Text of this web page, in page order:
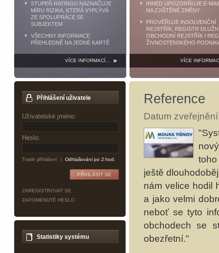
STUPEŇ RATINGU NAZNAČUJE
MÍRU RIZIKA, KTERÁ VYPLÝVÁ
ZE SPOLUPRÁCE SE
SUBJEKTEM
VŠECHNY INFORMACE
PŘEHLEDNĚ NA JEDNÉ KARTĚ
VÍCE INFORMACÍ...
IHNED UPOZORŇUJE E-
NA ZJIŠTĚNÉ ZMĚNY
PROVĚŘUJE INSOLVENČNÍ
REJSTŘÍK, REGISTR
OBCHODNÍ REJSTŘÍK I
ŽIVNOSTENSKÉHO
VÍCE
Přihlášení uživatele
Uživatelské jméno:
Heslo:
Trvalé přihlášení| Odhlašování po 2 hod.
ZAREGISTROVAT SE
ZAPOMENUTÉ HESLO
Statistiky systému
Reference
Datum
ještě
nám velice hodil
a jako velmi
neboť se tyto
obchodech se
obezřetní."